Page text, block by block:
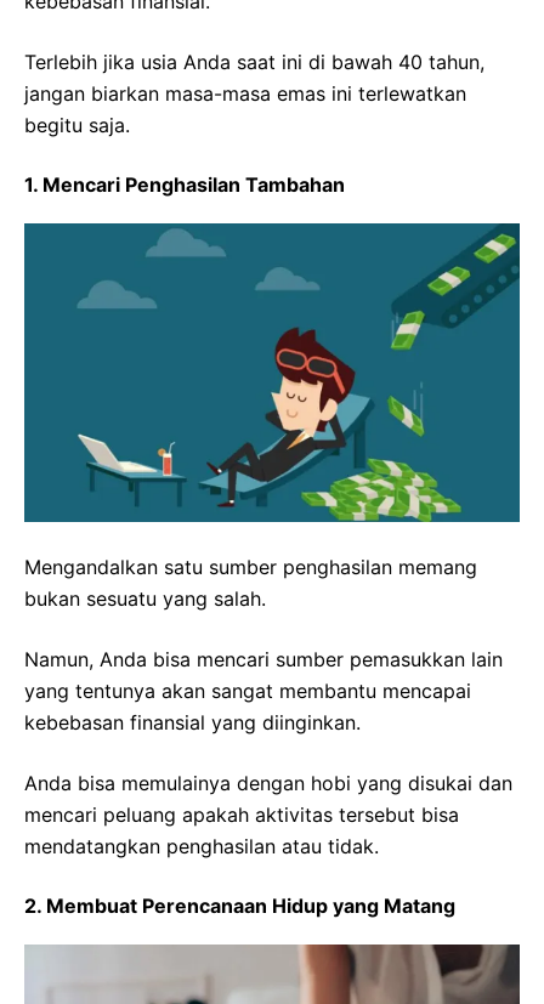
Terlebih jika usia Anda saat ini di bawah 40 tahun,
jangan biarkan masa-masa emas ini terlewatkan
begitu saja.
1. Mencari Penghasilan Tambahan
Mengandalkan satu sumber penghasilan memang
bukan sesuatu yang salah.
Namun, Anda bisa mencari sumber pemasukkan lain
yang tentunya akan sangat membantu mencapai
kebebasan finansial yang diinginkan.
Anda bisa memulainya dengan hobi yang disukai dan
mencari peluang apakah aktivitas tersebut bisa
mendatangkan penghasilan atau tidak.
2. Membuat Perencanaan Hidup yang Matang